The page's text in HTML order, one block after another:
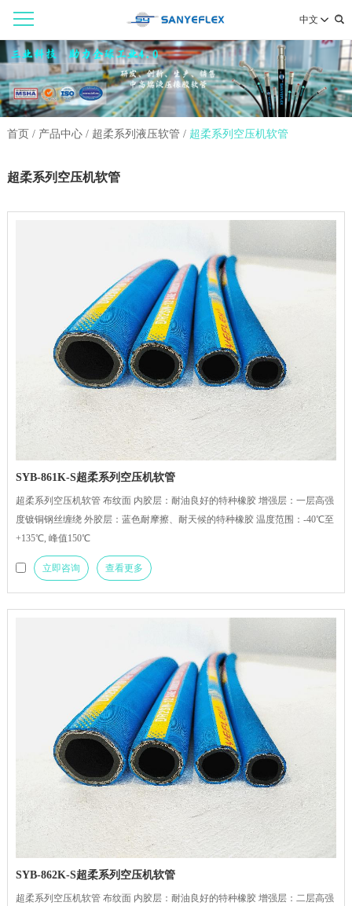
中文
首页 / 产品中心 / 超柔系列液压软管 / 超柔系列空压机软管
超柔系列空压机软管
SYB-861K-S超柔系列空压机软管
超柔系列空压机软管 布纹面 内胶层：耐油良好的特种橡胶 增强层：一层高强
度镀铜钢丝缠绕 外胶层：蓝色耐摩擦、耐天候的特种橡胶 温度范围：-40℃至
+135℃, 峰值150℃
立即咨询 查看更多
SYB-862K-S超柔系列空压机软管
超柔系列空压机软管 布纹面 内胶层：耐油良好的特种橡胶 增强层：二层高强